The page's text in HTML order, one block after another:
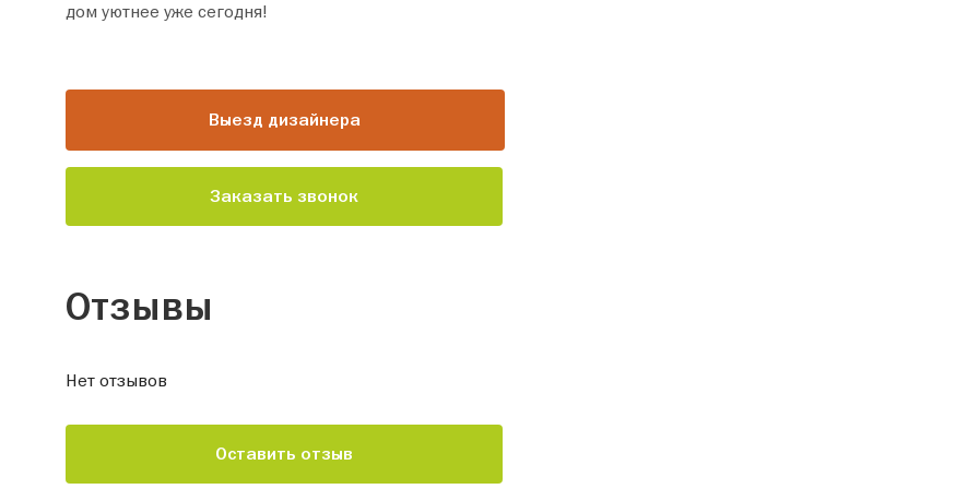
дом уютнее уже сегодня!
Выезд дизайнера
Заказать звонок
Отзывы
Нет отзывов
Оставить отзыв